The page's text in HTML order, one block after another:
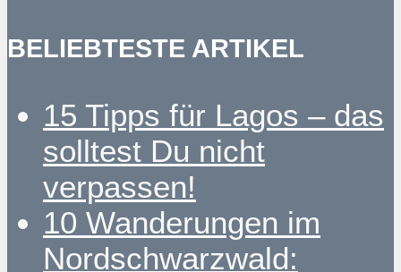
BELIEBTESTE ARTIKEL
15 Tipps für Lagos – das
solltest Du nicht
verpassen!
10 Wanderungen im
Nordschwarzwald: